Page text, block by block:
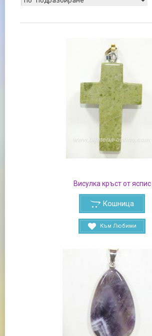
Висулка кръст от яспис
Кошница
Към Любими